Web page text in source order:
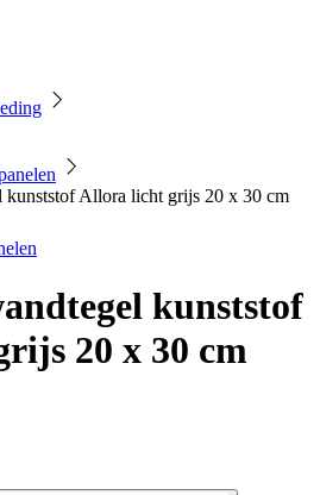
kunststof Allora licht grijs 20 x 30 cm
kunststof
20 x 30 cm